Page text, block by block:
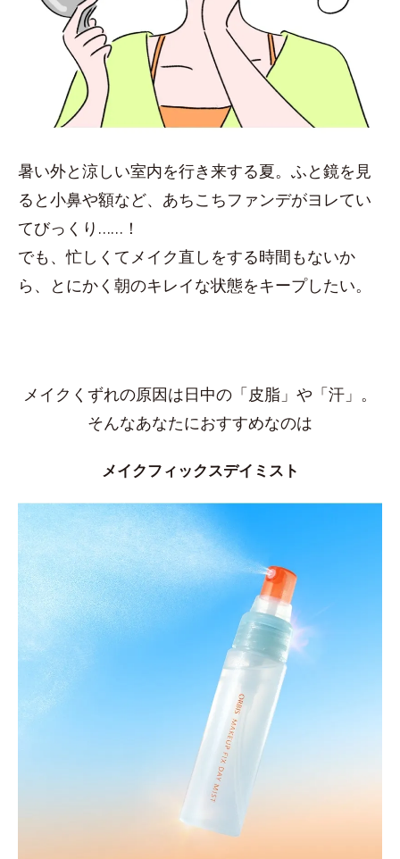
暑い外と涼しい室内を行き来する夏。ふと鏡を見
ると小鼻や額など、あちこちファンデがヨレてい
てびっくり……！
でも、忙しくてメイク直しをする時間もないか
ら、とにかく朝のキレイな状態をキープしたい。
メイクくずれの原因は日中の「皮脂」や「汗」。
そんなあなたにおすすめなのは
メイクフィックスデイミスト